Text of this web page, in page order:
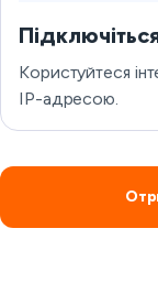
Користуйтеся
IP-адресою.